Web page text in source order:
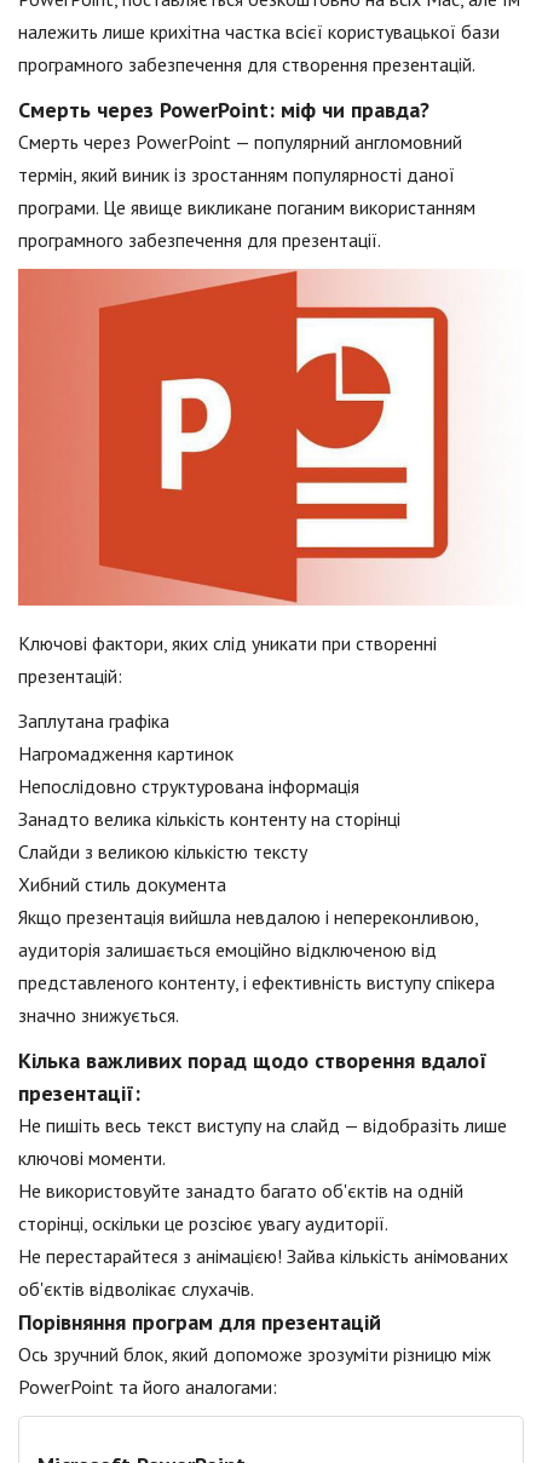
належить лише крихітна частка всієї користувацької бази
програмного забезпечення для створення презентацій.
Смерть через PowerPoint: міф чи правда?
Смерть через PowerPoint — популярний англомовний
термін, який виник із зростанням популярності даної
програми. Це явище викликане поганим використанням
програмного забезпечення для презентації.
Ключові фактори, яких слід уникати при створенні
презентацій:
Заплутана графіка
Нагромадження картинок
Непослідовно структурована інформація
Занадто велика кількість контенту на сторінці
Слайди з великою кількістю тексту
Хибний стиль документа
Якщо презентація вийшла невдалою і непереконливою,
аудиторія залишається емоційно відключеною від
представленого контенту, і ефективність виступу спікера
значно знижується.
Кілька важливих порад щодо створення вдалої
презентації:
Не пишіть весь текст виступу на слайд — відобразіть лише
ключові моменти.
Не використовуйте занадто багато об'єктів на одній
сторінці, оскільки це розсіює увагу аудиторії.
Не перестарайтеся з анімацією! Зайва кількість анімованих
об'єктів відволікає слухачів.
Порівняння програм для презентацій
Ось зручний блок, який допоможе зрозуміти різницю між
PowerPoint та його аналогами: